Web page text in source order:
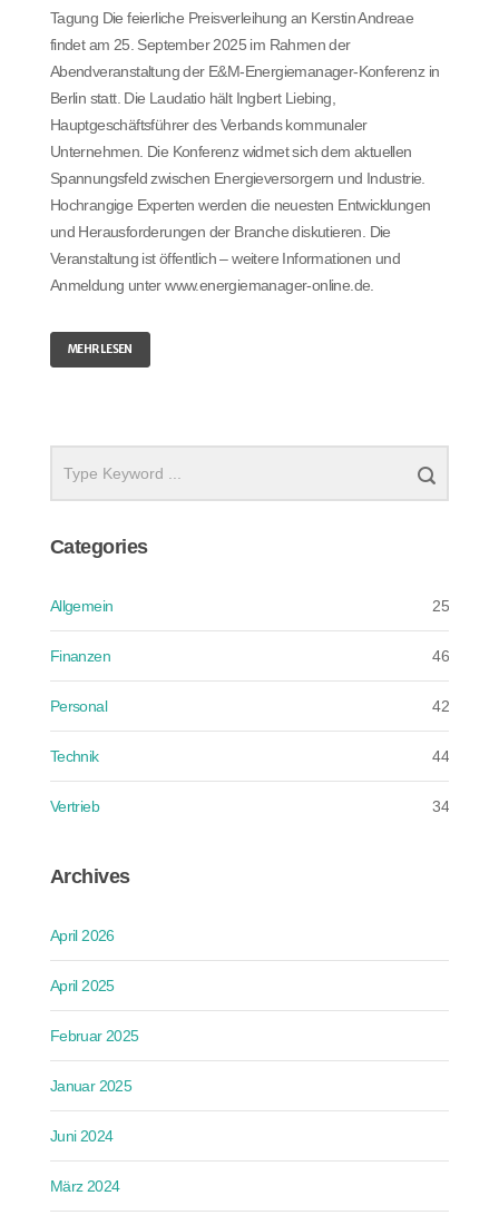
Tagung Die feierliche Preisverleihung an Kerstin Andreae
findet am 25. September 2025 im Rahmen der
Abendveranstaltung der E&M-Energiemanager-Konferenz in
Berlin statt. Die Laudatio hält Ingbert Liebing,
Hauptgeschäftsführer des Verbands kommunaler
Unternehmen. Die Konferenz widmet sich dem aktuellen
Spannungsfeld zwischen Energieversorgern und Industrie.
Hochrangige Experten werden die neuesten Entwicklungen
und Herausforderungen der Branche diskutieren. Die
Veranstaltung ist öffentlich – weitere Informationen und
Anmeldung unter www.energiemanager-online.de.
MEHR LESEN
Categories
Allgemein 25
Finanzen 46
Personal 42
Technik 44
Vertrieb 34
Archives
April 2026
April 2025
Februar 2025
Januar 2025
Juni 2024
März 2024